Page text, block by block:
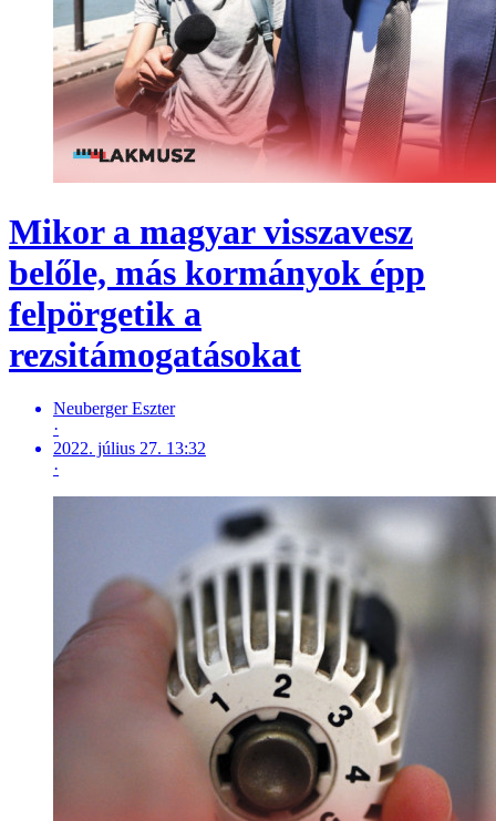
Mikor a magyar visszavesz
belőle, más kormányok épp
felpörgetik a
rezsitámogatásokat
Neuberger Eszter
·
2022. július 27. 13:32
·